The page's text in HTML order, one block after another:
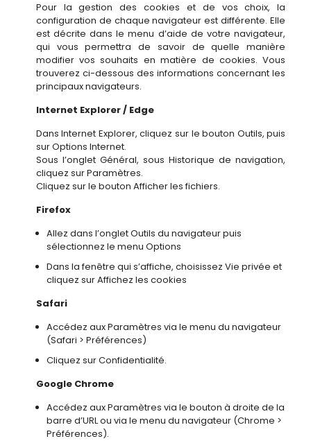
Pour la gestion des cookies et de vos choix, la
configuration de chaque navigateur est différente. Elle
est décrite dans le menu d’aide de votre navigateur,
qui vous permettra de savoir de quelle manière
modifier vos souhaits en matière de cookies. Vous
trouverez ci-dessous des informations concernant les
principaux navigateurs.
Internet Explorer / Edge
Dans Internet Explorer, cliquez sur le bouton Outils, puis
sur Options Internet.
Sous l’onglet Général, sous Historique de navigation,
cliquez sur Paramètres.
Cliquez sur le bouton Afficher les fichiers.
Firefox
Allez dans l’onglet Outils du navigateur puis
sélectionnez le menu Options
Dans la fenêtre qui s’affiche, choisissez Vie privée et
cliquez sur Affichez les cookies
Safari
Accédez aux Paramètres via le menu du navigateur
(Safari > Préférences)
Cliquez sur Confidentialité.
Google Chrome
Accédez aux Paramètres via le bouton à droite de la
barre d’URL ou via le menu du navigateur (Chrome >
Préférences).